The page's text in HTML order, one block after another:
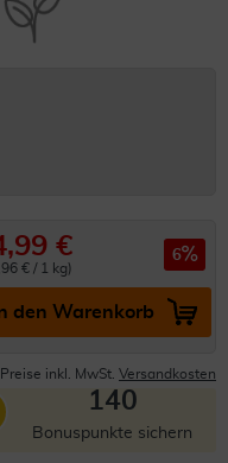
€
€ / 1 kg)
6
den Warenkorb
inkl. MwSt. Versandkosten
140
Bonuspunkte sichern